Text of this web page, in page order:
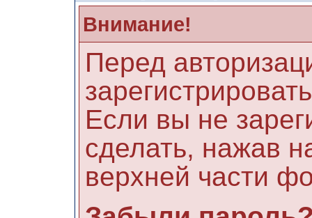
Внимание!
Перед
Если вы не
сделать, нажав
верхней части